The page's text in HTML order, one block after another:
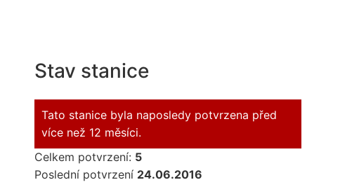
Stav stanice
Tato stanice byla naposledy potvrzena před
více než 12 měsíci.
Celkem potvrzení: 5
Poslední potvrzení 24.06.2016